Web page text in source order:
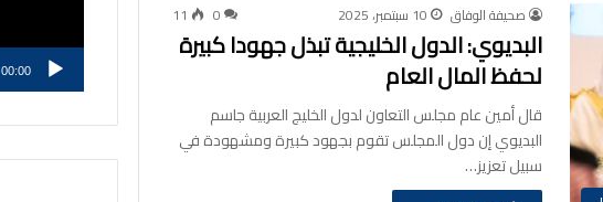
صحيفة الوفاق 10 سبتمبر، 2025 0
11
البديوي: الدول الخليجية تبذل جهودا كبيرة
لحفظ المال العام
قال أمين عام مجلس التعاون لدول الخليج العربية جاسم
البديوي إن دول المجلس تقوم بجهود كبيرة ومشهودة في
سبيل تعزيز…
00:00